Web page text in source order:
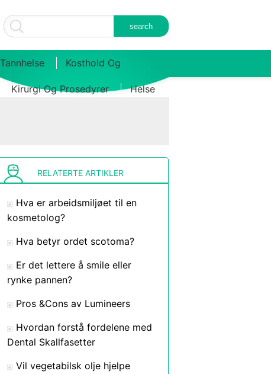
Tannhelse Kosthold Og
Kirurgi Og Prosedyrer Helse
RELATERTE ARTIKLER
Hva er arbeidsmiljøet til en
kosmetolog?
Hva betyr ordet scotoma?
Er det lettere å smile eller
rynke pannen?
Pros &Cons av Lumineers
Hvordan forstå fordelene med
Dental Skallfasetter
Vil vegetabilsk olje hjelpe